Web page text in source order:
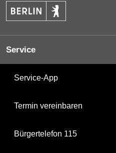
Service
Service-App
Termin vereinbaren
Bürgertelefon 115